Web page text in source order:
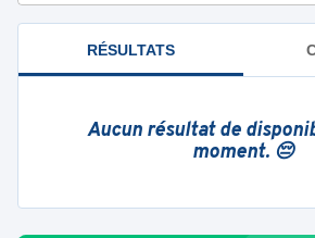
RÉSULTATS
Aucun résultat de
moment. 😔